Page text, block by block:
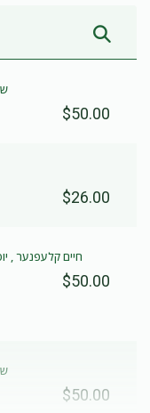
$50.00
$26.00
חיים קלעפנער ,
$50.00
$50.00